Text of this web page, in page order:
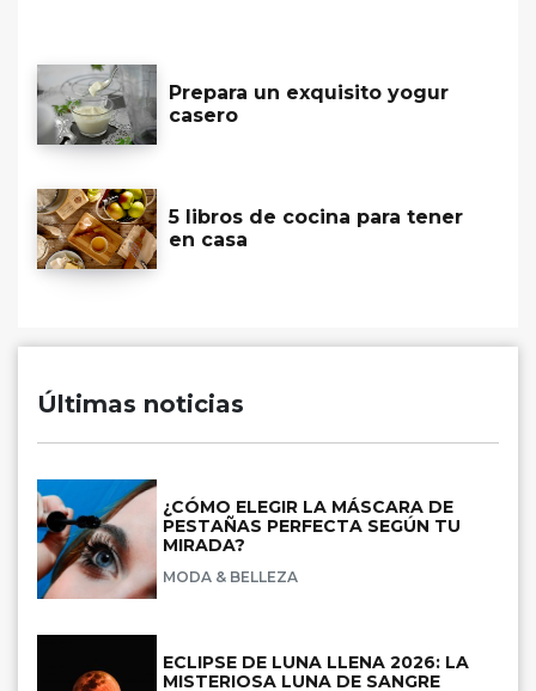
Prepara un exquisito yogur
casero
5 libros de cocina para tener
en casa
Últimas noticias
¿CÓMO ELEGIR LA MÁSCARA DE
PESTAÑAS PERFECTA SEGÚN TU
MIRADA?
MODA & BELLEZA
ECLIPSE DE LUNA LLENA 2026: LA
MISTERIOSA LUNA DE SANGRE